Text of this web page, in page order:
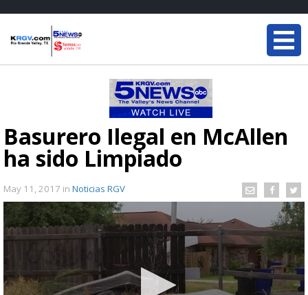
Basurero Ilegal en McAllen
ha sido Limpiado
May 11, 2017 in Noticias RGV